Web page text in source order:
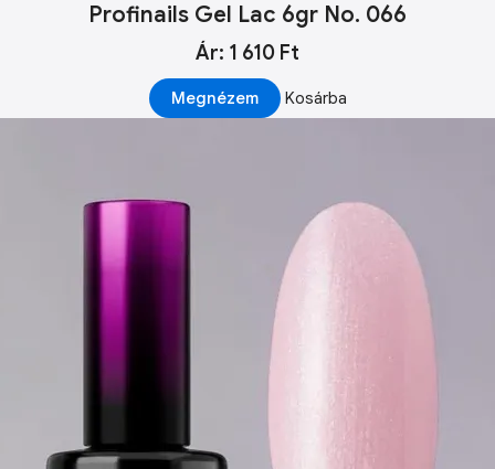
Profinails Gel Lac 6gr No. 066
Ár: 1 610 Ft
Megnézem Kosárba